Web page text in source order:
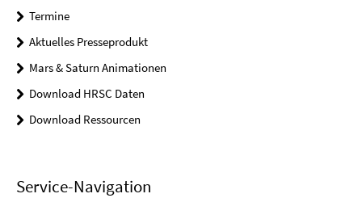
Termine
Aktuelles Presseprodukt
Mars & Saturn Animationen
Download HRSC Daten
Download Ressourcen
Service-Navigation